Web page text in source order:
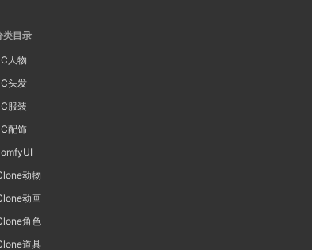
类目录
人物
头发
服装
配饰
动物
动画
角色
道具